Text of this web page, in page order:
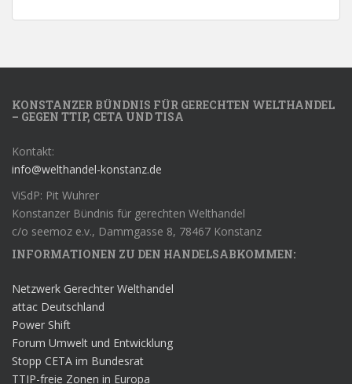
KONSTANZER BÜNDNIS FÜR GERECHTEN WELTHANDEL
– GEGEN TTIP, CETA UND TISA
Kontakt:
info@welthandel-konstanz.de
ViSdP: Pit Wuhrer
Konstanzer Bündnis für gerechten Welthandel
c/o seemoz e.v., Dammgasse 8, 78467 Konstanz
INFORMATIONEN ZU DEN HANDELSABKOMMEN:
Netzwerk Gerechter Welthandel
attac Deutschland
Power Shift
Forum Umwelt und Entwicklung
Stopp CETA im Bundesrat
TTIP-freie Zonen in Europa